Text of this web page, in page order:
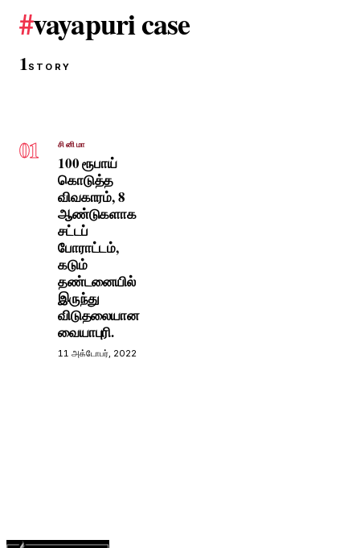
#vayapuri case
1STORY
01 சினிமா
100 ரூபாய்
கொடுத்த
விவகாரம், 8
ஆண்டுகளாக
சட்டப்
போராட்டம்,
கடும்
தண்டனையில்
இருந்து
விடுதலையான
வையாபுரி.
11 அக்டோபர், 2022